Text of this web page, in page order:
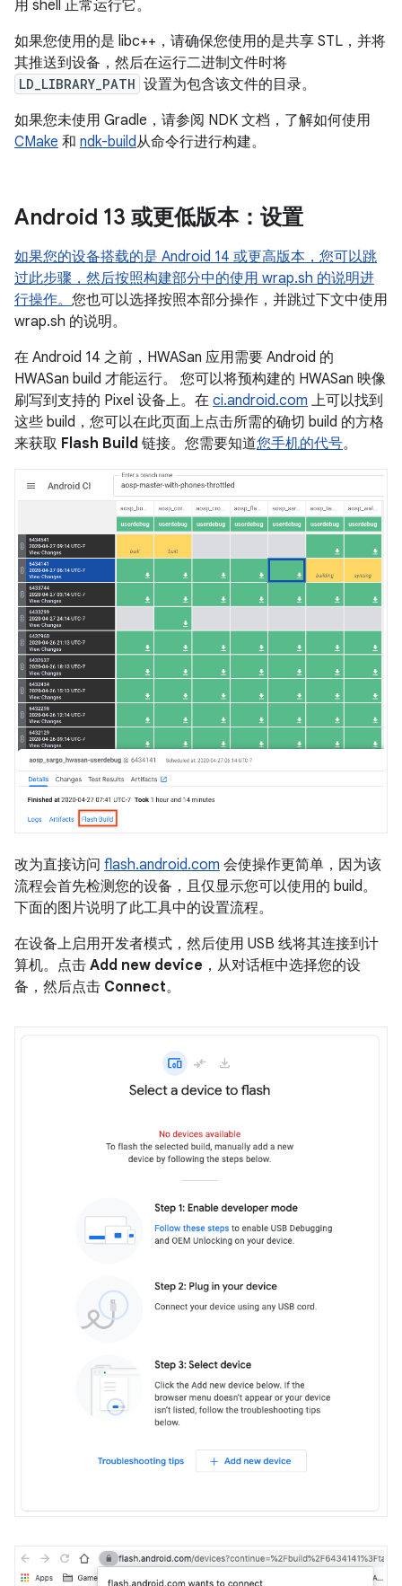
用 shell 正常运行它。
如果您使用的是 libc++，请确保您使用的是共享 STL，并将
其推送到设备，然后在运行二进制文件时将
LD_LIBRARY_PATH 设置为包含该文件的目录。
如果您未使用 Gradle，请参阅 NDK 文档，了解如何使用
CMake 和 ndk-build从命令行进行构建。
Android 13 或更低版本：设置
如果您的设备搭载的是 Android 14 或更高版本，您可以跳
过此步骤，然后按照构建部分中的使用 wrap.sh 的说明进
行操作。 您也可以选择按照本部分操作，并跳过下文中使用
wrap.sh 的说明。
在 Android 14 之前，HWASan 应用需要 Android 的
HWASan build 才能运行。 您可以将预构建的 HWASan 映像
刷写到支持的 Pixel 设备上。在 ci.android.com 上可以找到
这些 build，您可以在此页面上点击所需的确切 build 的方格
来获取 Flash Build 链接。您需要知道您手机的代号。
改为直接访问 flash.android.com 会使操作更简单，因为该
流程会首先检测您的设备，且仅显示您可以使用的 build。
下面的图片说明了此工具中的设置流程。
在设备上启用开发者模式，然后使用 USB 线将其连接到计
算机。点击 Add new device ，从对话框中选择您的设
备，然后点击 Connect。